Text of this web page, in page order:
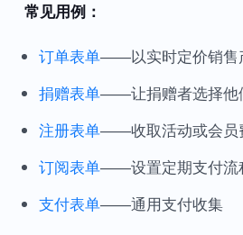
常见用例：
订单表单——以实时定价销售
捐赠表单——让捐赠者选择他
注册表单——收取活动或会员
订阅表单——设置定期支付流
支付表单——通用支付收集